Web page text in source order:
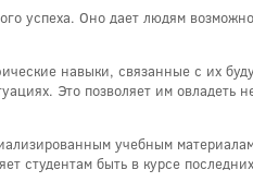
успеха. Оно дает людям
навыки, связанные с их
Это позволяет им овладеть
учебным
студентам быть в курсе